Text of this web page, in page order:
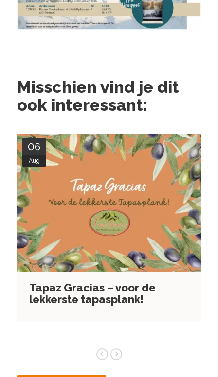
Misschien vind je dit
ook interessant:
06
Aug
Tip voor de Zomerborrel
Kaasplank